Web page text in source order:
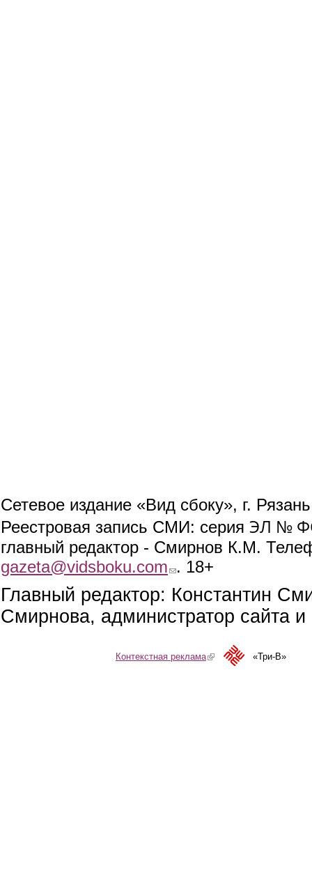
Сетевое издание «Вид сбоку», г.
Реестровая запись СМИ: серия ЭЛ №
главный редактор - Смирнов К.М.
gazeta@vidsboku.com (link sends e-mail)
. 18+
Главный редактор: Константин
Смирнова, администратор сайта
Контекстная реклама(link is external)«Три-В»